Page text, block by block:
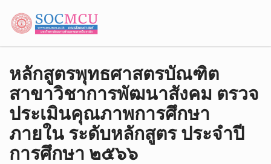
หลักสูตรพุทธศาสตรบัณฑิต
สาขาวิชาการพัฒนาสังคม ตรวจ
ประเมินคุณภาพการศึกษา
ภายใน ระดับหลักสูตร ประจำปี
การศึกษา ๒๕๖๖